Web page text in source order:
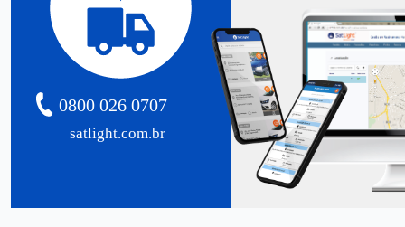
satlight.com.br
0800 026 0707